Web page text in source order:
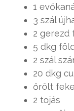
1
3 szál
2 gerezd
5 dkg
2 szál
20 dkg
őrölt
2 tojás